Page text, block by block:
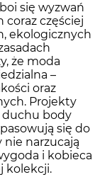
się wyzwań
coraz częściej
ekologicznych
że moda
–
oraz
Projekty
duchu body
się do
narzucają
i kobieca
kolekcji.